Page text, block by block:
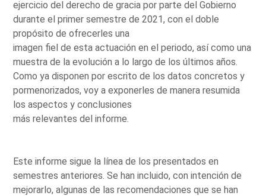
ejercicio del derecho de gracia por parte del Gobierno
durante el primer semestre de 2021, con el doble
propósito de ofrecerles una
imagen fiel de esta actuación en el periodo, así como una
muestra de la evolución a lo largo de los últimos años.
Como ya disponen por escrito de los datos concretos y
pormenorizados, voy a exponerles de manera resumida
los aspectos y conclusiones
más relevantes del informe.
Este informe sigue la línea de los presentados en
semestres anteriores. Se han incluido, con intención de
mejorarlo, algunas de las recomendaciones que se han